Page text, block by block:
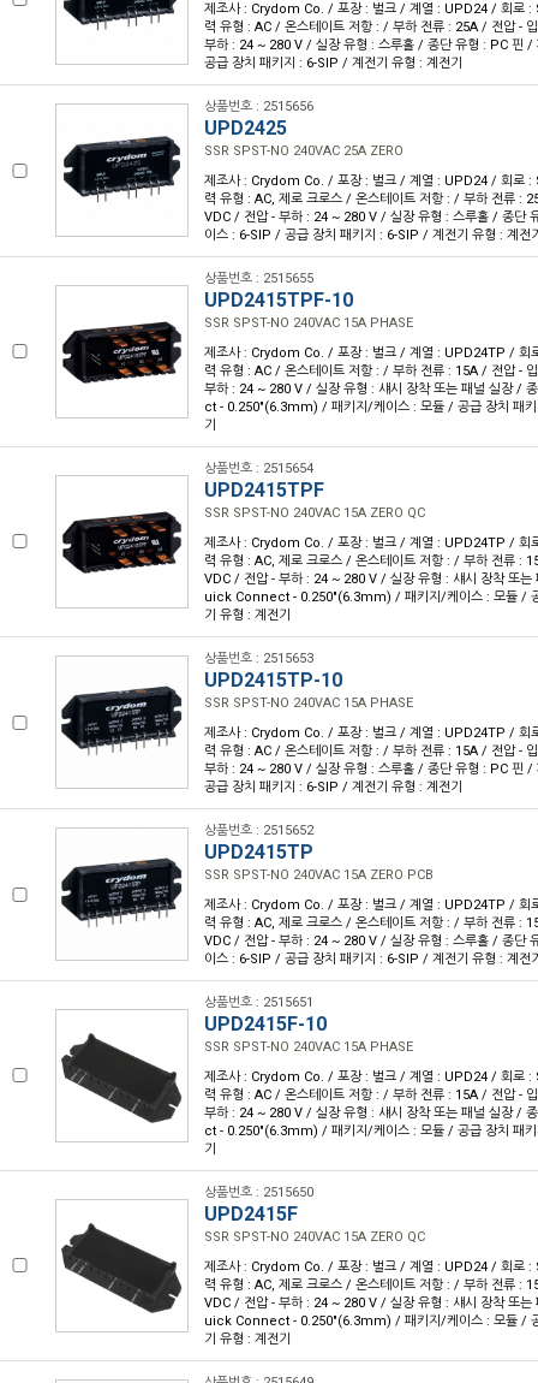
제조사 : Crydom Co. / 포장 : 벌크 / 계열 : UPD24 / 회로 :
력 유형 : AC / 온스테이트 저항 : / 부하 전류 : 25A / 전압 -
부하 : 24 ~ 280 V / 실장 유형 : 스루홀 / 종단 유형 : PC 핀
공급 장치 패키지 : 6-SIP / 계전기 유형 : 계전기
상품번호 : 2515656
UPD2425
SSR SPST-NO 240VAC 25A ZERO
제조사 : Crydom Co. / 포장 : 벌크 / 계열 : UPD24 / 회로 :
력 유형 : AC, 제로 크로스 / 온스테이트 저항 : / 부하 전류 :
VDC / 전압 - 부하 : 24 ~ 280 V / 실장 유형 : 스루홀 / 종단
이스 : 6-SIP / 공급 장치 패키지 : 6-SIP / 계전기 유형 : 계전
상품번호 : 2515655
UPD2415TPF-10
SSR SPST-NO 240VAC 15A PHASE
제조사 : Crydom Co. / 포장 : 벌크 / 계열 : UPD24TP / 회
력 유형 : AC / 온스테이트 저항 : / 부하 전류 : 15A / 전압 -
부하 : 24 ~ 280 V / 실장 유형 : 섀시 장착 또는 패널 실장 /
ct - 0.250"(6.3mm) / 패키지/케이스 : 모듈 / 공급 장치 패
기
상품번호 : 2515654
UPD2415TPF
SSR SPST-NO 240VAC 15A ZERO QC
제조사 : Crydom Co. / 포장 : 벌크 / 계열 : UPD24TP / 회
력 유형 : AC, 제로 크로스 / 온스테이트 저항 : / 부하 전류 :
VDC / 전압 - 부하 : 24 ~ 280 V / 실장 유형 : 섀시 장착 또는
uick Connect - 0.250"(6.3mm) / 패키지/케이스 : 모듈 /
기 유형 : 계전기
상품번호 : 2515653
UPD2415TP-10
SSR SPST-NO 240VAC 15A PHASE
제조사 : Crydom Co. / 포장 : 벌크 / 계열 : UPD24TP / 회
력 유형 : AC / 온스테이트 저항 : / 부하 전류 : 15A / 전압 -
부하 : 24 ~ 280 V / 실장 유형 : 스루홀 / 종단 유형 : PC 핀
공급 장치 패키지 : 6-SIP / 계전기 유형 : 계전기
상품번호 : 2515652
UPD2415TP
SSR SPST-NO 240VAC 15A ZERO PCB
제조사 : Crydom Co. / 포장 : 벌크 / 계열 : UPD24TP / 회
력 유형 : AC, 제로 크로스 / 온스테이트 저항 : / 부하 전류 :
VDC / 전압 - 부하 : 24 ~ 280 V / 실장 유형 : 스루홀 / 종단
이스 : 6-SIP / 공급 장치 패키지 : 6-SIP / 계전기 유형 : 계전
상품번호 : 2515651
UPD2415F-10
SSR SPST-NO 240VAC 15A PHASE
제조사 : Crydom Co. / 포장 : 벌크 / 계열 : UPD24 / 회로 :
력 유형 : AC / 온스테이트 저항 : / 부하 전류 : 15A / 전압 -
부하 : 24 ~ 280 V / 실장 유형 : 섀시 장착 또는 패널 실장 /
ct - 0.250"(6.3mm) / 패키지/케이스 : 모듈 / 공급 장치 패
기
상품번호 : 2515650
UPD2415F
SSR SPST-NO 240VAC 15A ZERO QC
제조사 : Crydom Co. / 포장 : 벌크 / 계열 : UPD24 / 회로 :
력 유형 : AC, 제로 크로스 / 온스테이트 저항 : / 부하 전류 :
VDC / 전압 - 부하 : 24 ~ 280 V / 실장 유형 : 섀시 장착 또는
uick Connect - 0.250"(6.3mm) / 패키지/케이스 : 모듈 /
기 유형 : 계전기